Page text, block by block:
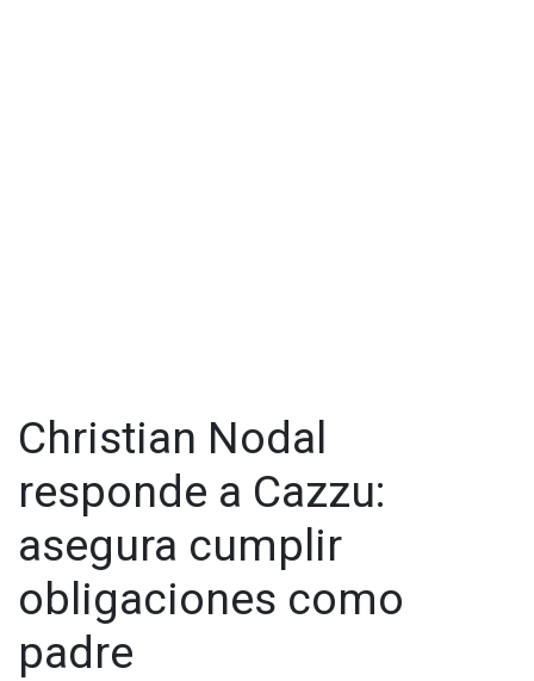
Christian Nodal
responde a Cazzu:
asegura cumplir
obligaciones como
padre